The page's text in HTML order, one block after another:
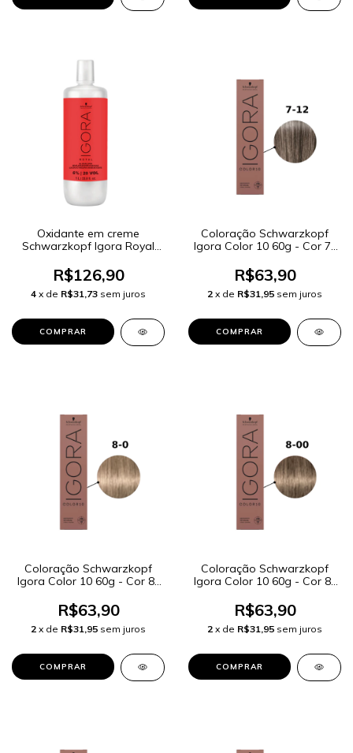
Oxidante em creme
Schwarzkopf Igora Royal
R$126,90
4 x de R$31,73 sem juros
Coloração Schwarzkopf
Igora Color 10 60g - Cor 7-
R$63,90
2 x de R$31,95 sem juros
Coloração Schwarzkopf
Igora Color 10 60g - Cor 8-
R$63,90
2 x de R$31,95 sem juros
Coloração Schwarzkopf
Igora Color 10 60g - Cor 8-
Extra
R$63,90
2 x de R$31,95 sem juros